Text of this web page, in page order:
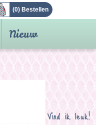
(0) Bestellen
Nieuw
Vind ik leuk!